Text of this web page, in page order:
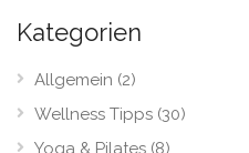
Kategorien
Allgemein (2)
Wellness Tipps (30)
Yoga & Pilates (8)